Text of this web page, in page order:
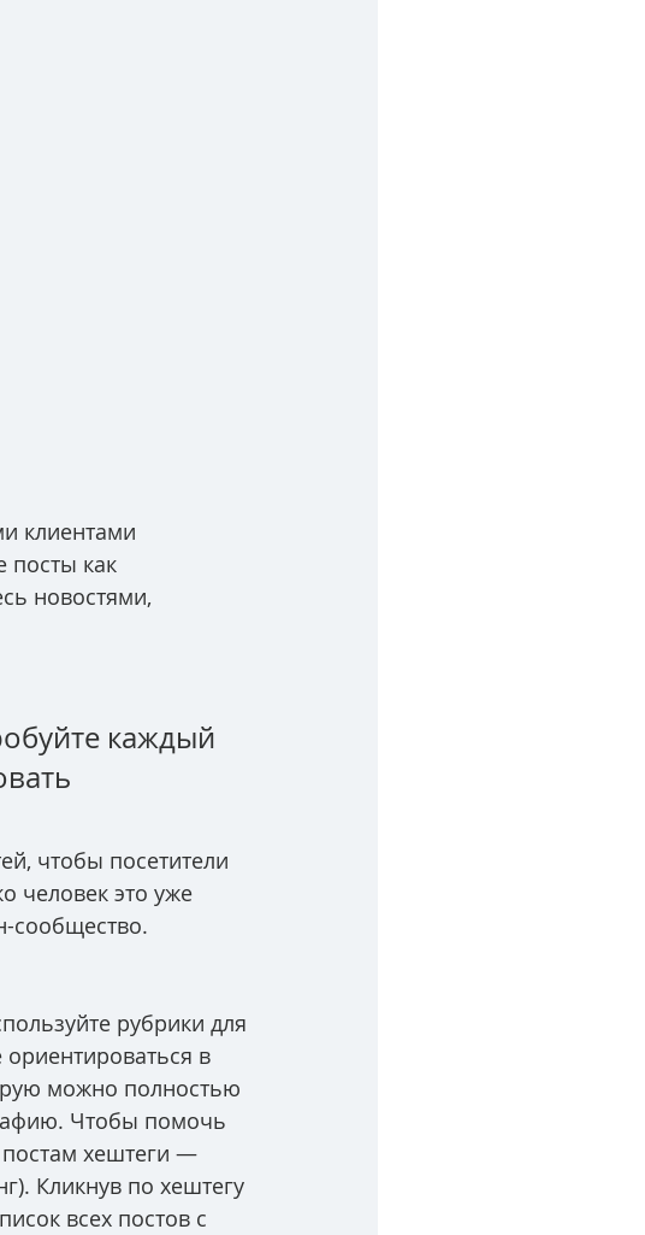
клиентами
посты как
новостями,
каждый
чтобы посетители
человек это уже
сообщество.
рубрики для
в
можно полностью
Чтобы помочь
постам хештеги —
Кликнув по хештегу
всех постов с